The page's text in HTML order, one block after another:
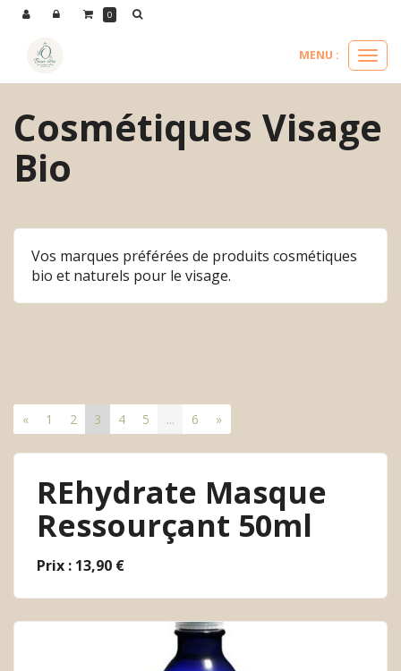
Ouvrir
le
MENU :
Cosmétiques Visage
Bio
Vos marques préférées de produits cosmétiques
bio et naturels pour le visage.
« 1 2 3 4 5 ... 6 »
REhydrate Masque
Ressourçant 50ml
Prix : 13,90 €
0
Panneau de gestion des cookies